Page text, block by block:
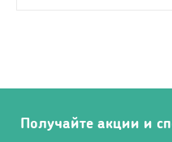
Получайте акции и